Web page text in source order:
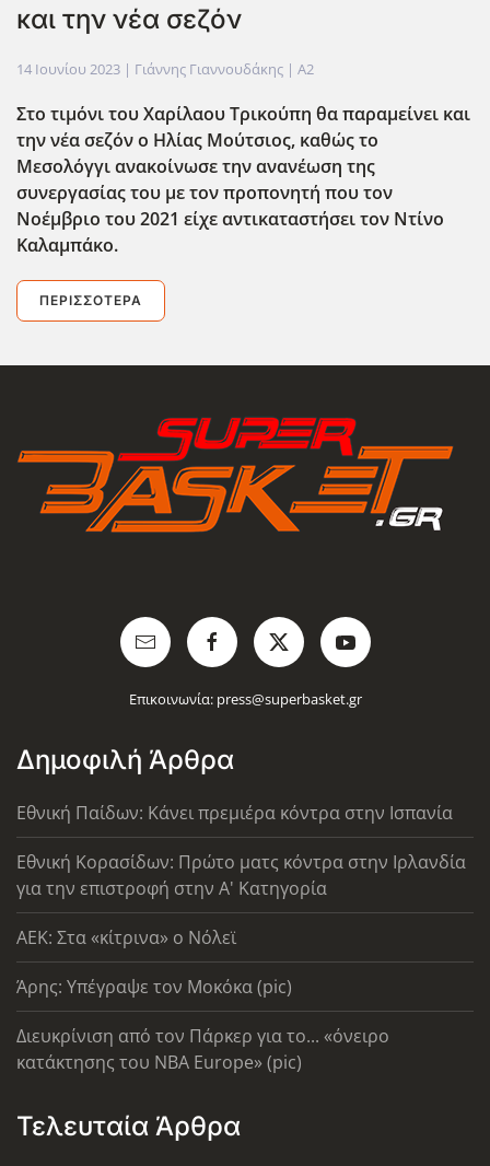
και την νέα σεζόν
14 Ιουνίου 2023 | Γιάννης Γιαννουδάκης | A2
Στο τιμόνι του Χαρίλαου Τρικούπη θα παραμείνει και
την νέα σεζόν ο Ηλίας Μούτσιος, καθώς το
Μεσολόγγι ανακοίνωσε την ανανέωση της
συνεργασίας του με τον προπονητή που τον
Νοέμβριο του 2021 είχε αντικαταστήσει τον Ντίνο
Καλαμπάκο.
ΠΕΡΙΣΣΌΤΕΡΑ
Επικοινωνία: press@superbasket.gr
Δημοφιλή Άρθρα
Εθνική Παίδων: Κάνει πρεμιέρα κόντρα στην Ισπανία
Εθνική Κορασίδων: Πρώτο ματς κόντρα στην Ιρλανδία
για την επιστροφή στην Α' Κατηγορία
AEK: Στα «κίτρινα» ο Νόλεϊ
Άρης: Υπέγραψε τον Μοκόκα (pic)
Διευκρίνιση από τον Πάρκερ για το... «όνειρο
κατάκτησης του ΝΒΑ Europe» (pic)
Τελευταία Άρθρα